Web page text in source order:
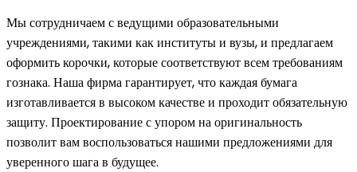
Мы сотрудничаем с ведущими образовательными
учреждениями, такими как институты и вузы, и предлагаем
оформить корочки, которые соответствуют всем требованиям
гознака. Наша фирма гарантирует, что каждая бумага
изготавливается в высоком качестве и проходит обязательную
защиту. Проектирование с упором на оригинальность
позволит вам воспользоваться нашими предложениями для
уверенного шага в будущее.